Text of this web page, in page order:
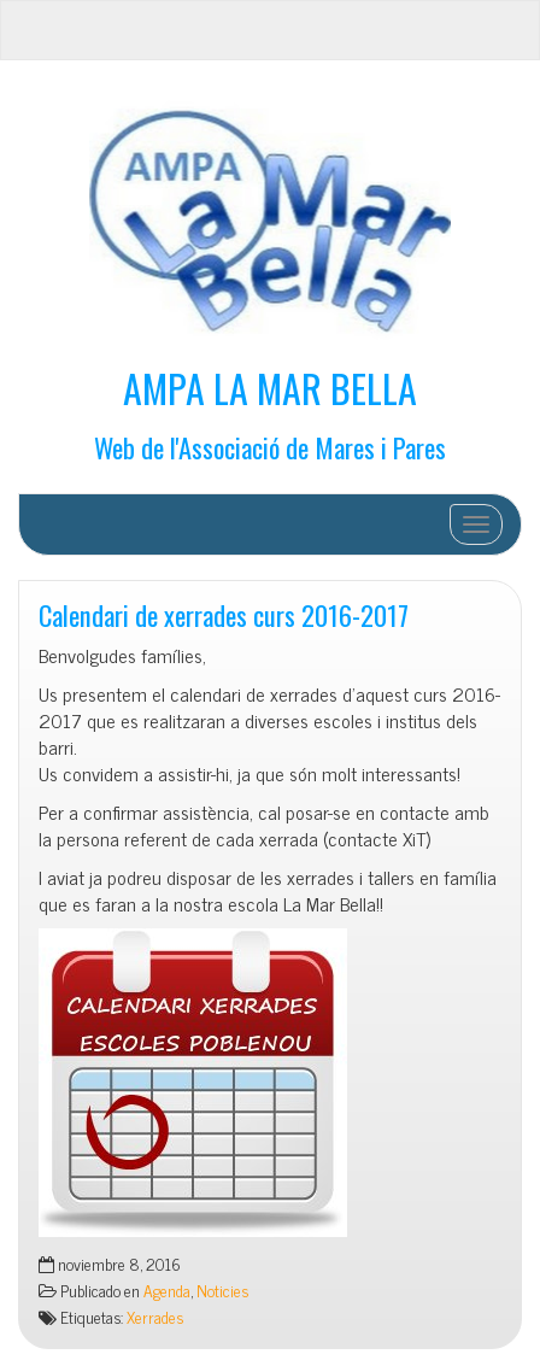
AMPA LA MAR BELLA
Web de l'Associació de Mares i Pares
Cambiar
Calendari de xerrades curs 2016-2017
Benvolgudes famílies,
Us presentem el calendari de xerrades d’aquest curs 2016-
2017 que es realitzaran a diverses escoles i institus dels
barri.
Us convidem a assistir-hi, ja que són molt interessants!
Per a confirmar assistència, cal posar-se en contacte amb
la persona referent de cada xerrada (contacte XiT)
I aviat ja podreu disposar de les xerrades i tallers en família
que es faran a la nostra escola La Mar Bella!!
noviembre 8, 2016
Publicado enAgenda,Noticies
Etiquetas:Xerrades